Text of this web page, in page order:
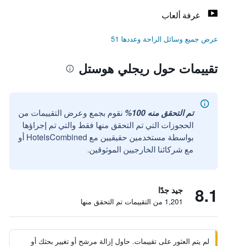
غرفة ألعاب
عرض جميع وسائل الراحة وعددها 51
تقييمات حول ريجلي هوستل
تم التحقق منه 100%
نقوم بجمع وعرض التقييمات من
الحجوزات التي تم التحقق منها فقط والتي تم إجراؤها
بواسطة مستخدمين حقيقيين مع HotelsCombined أو
مع شركائنا الخارجيين الموثوقين.
8.1 جيد جدًا
1,201 من التقييمات تم التحقق منها
لم يتم العثور على تقييمات. حاول إزالة مرشح أو تغيير بحثك أو